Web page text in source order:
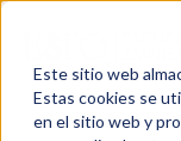
Este sitio web
Estas cookies se
en el sitio web y